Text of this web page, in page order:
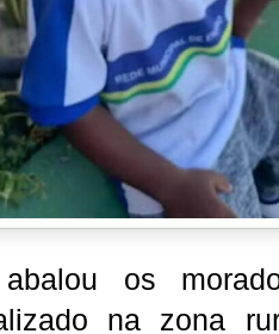
os
na zona